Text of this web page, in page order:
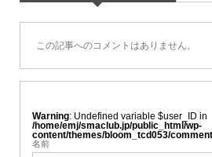
この記事へのコメントはありません。
Warning : Undefined variable $user_ID in
/home/emj/smaclub.jp/public_html/wp-
content/themes/bloom_tcd053/
名前